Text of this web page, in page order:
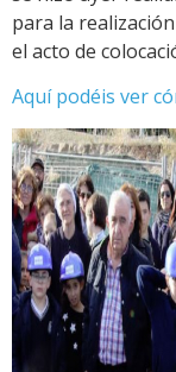
para la
el acto de
Aquí podéis ver